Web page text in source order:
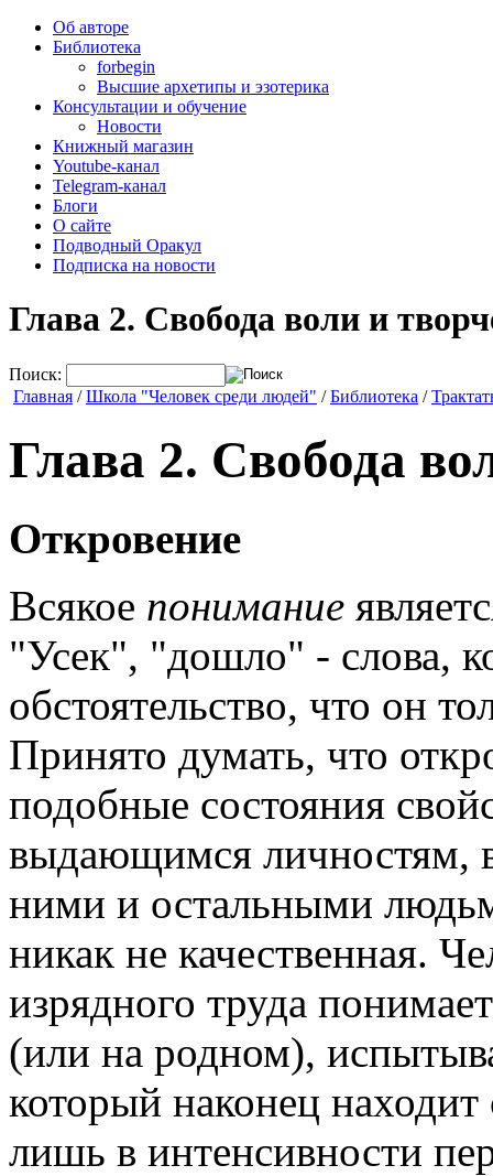
Об авторе
Библиотека
forbegin
Высшие архетипы и эзотерика
Консультации и обучение
Новости
Книжный магазин
Youtube-канал
Telegram-канал
Блоги
О сайте
Подводный Оракул
Подписка на новости
Глава 2. Свобода воли и
Поиск:
Главная /Школа "Человек среди людей" /Библиотека /
Глава 2. Свобода
Откровение
Всякое понимание
"Усек", "дошло" - слова,
обстоятельство, что он
Принято думать, что
подобные состояния
выдающимся личностям,
ними и остальными
никак не качественная.
изрядного труда
(или на родном),
который наконец находит
лишь в интенсивности